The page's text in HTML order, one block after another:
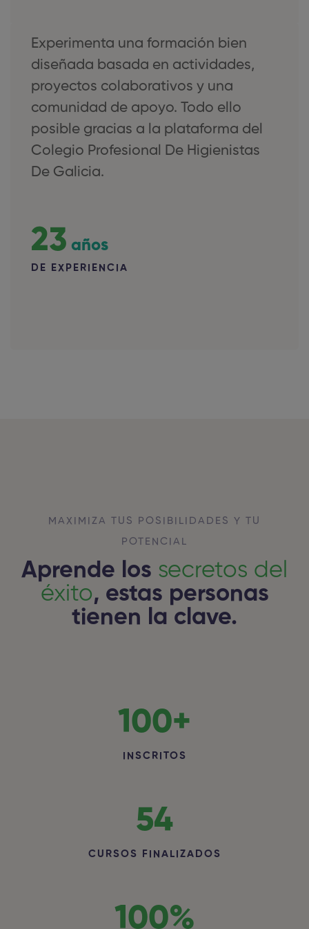
Experimenta una formación bien
diseñada basada en actividades,
proyectos colaborativos y una
comunidad de apoyo. Todo ello
posible gracias a la plataforma del
Colegio Profesional De Higienistas
De Galicia.
23 años
DE EXPERIENCIA
MAXIMIZA TUS POSIBILIDADES Y TU
POTENCIAL
Aprende los secretos del
éxito, estas personas
tienen la clave.
INSCRITOS
100+
CURSOS FINALIZADOS
54
100%